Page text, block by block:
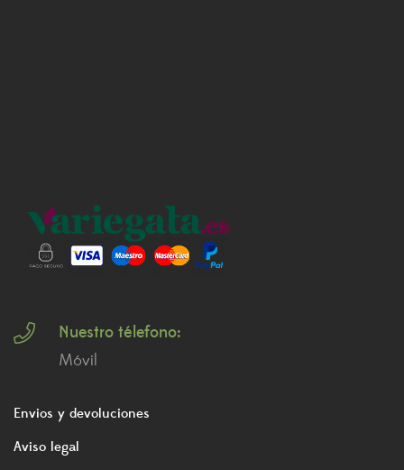
Nuestro télefono:
Móvil
Envios y devoluciones
Aviso legal